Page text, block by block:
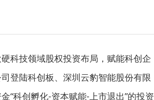
技领域股权投资布局，赋能科创企
登陆科创板、深圳云豹智能股份有限
“科创孵化-资本赋能-上市退出”的投资